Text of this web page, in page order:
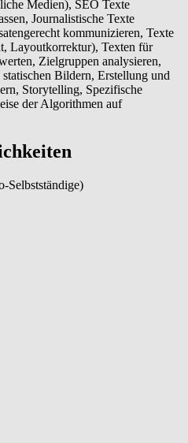
Medien), SEO Texte
Journalistische Texte
kommunizieren, Texte
Layoutkorrektur), Texten für
Zielgruppen analysieren,
Bildern, Erstellung und
Storytelling, Spezifische
der Algorithmen auf
Selbstständige)